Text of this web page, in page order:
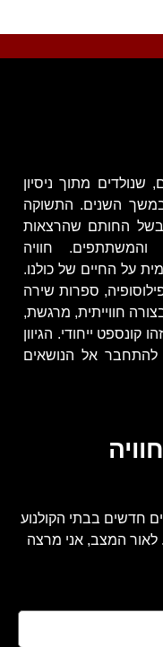
מתוך ניסיון
השנים. התשוקה
בשל החותם שהרצאות
חוויה
על החיים של כולנו.
ספרות שירה
בצורה חווייתית, מרגשת,
ייחודי. הגיוון
אל הנושאים
חדשים בבתי הקולנוע
לאור המצב, אני מרצה